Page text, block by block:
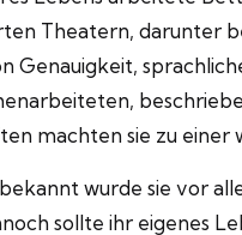
Theatern, darunter
Genauigkeit,
machten sie zu
wurde sie vor
sollte ihr eigenes